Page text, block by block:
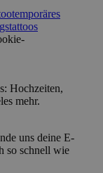
temporäres
Hochzeiten,
mehr.
uns deine E-
so schnell wie